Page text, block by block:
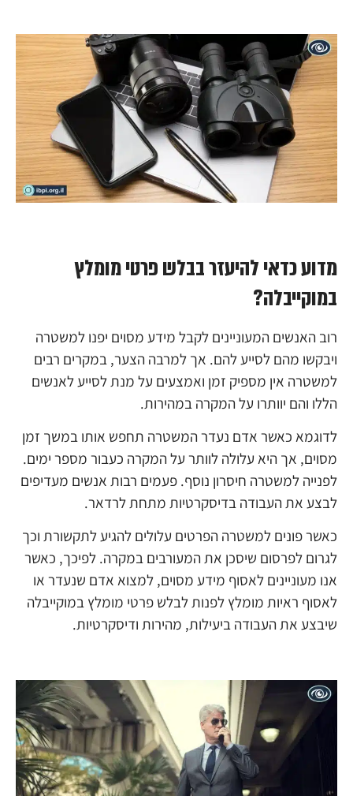
מדוע כדאי להיעזר בבלש פרטי מומלץ
במוקייבלה?
רוב האנשים המעוניינים לקבל מידע מסוים יפנו למשטרה
ויבקשו מהם לסייע להם. אך למרבה הצער, במקרים רבים
למשטרה אין מספיק זמן ואמצעים על מנת לסייע לאנשים
הללו והם יוותרו על המקרה במהירות.
לדוגמא כאשר אדם נעדר המשטרה תחפש אותו במשך זמן
מסוים, אך היא עלולה לוותר על המקרה כעבור מספר ימים.
לפנייה למשטרה חיסרון נוסף. פעמים רבות אנשים מעדיפים
לבצע את העבודה בדיסקרטיות מתחת לרדאר.
כאשר פונים למשטרה הפרטים עלולים להגיע לתקשורת וכך
לגרום לפרסום שיסכן את המעורבים במקרה. לפיכך, כאשר
אנו מעוניינים לאסוף מידע מסוים, למצוא אדם שנעדר או
לאסוף ראיות מומלץ לפנות לבלש פרטי מומלץ במוקייבלה
שיבצע את העבודה ביעילות, מהירות ודיסקרטיות.